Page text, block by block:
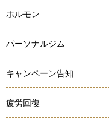
ホルモン
パーソナルジム
キャンペーン告知
疲労回復